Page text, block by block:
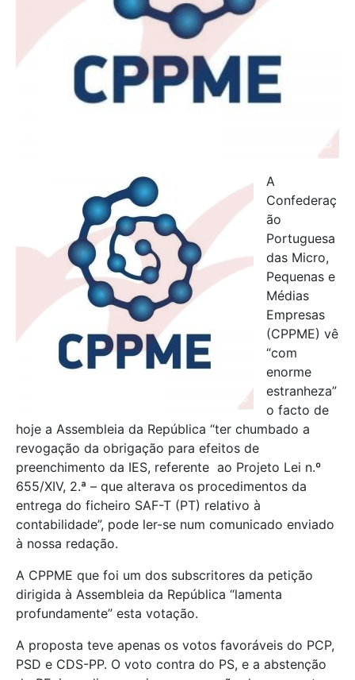
A
Confederaç
ão
Portuguesa
das Micro,
Pequenas e
Médias
Empresas
(CPPME) vê
“com
enorme
estranheza”
o facto de
hoje a Assembleia da República “ter chumbado a
revogação da obrigação para efeitos de
preenchimento da IES, referente ao Projeto Lei n.º
655/XIV, 2.ª – que alterava os procedimentos da
entrega do ficheiro SAF-T (PT) relativo à
contabilidade”, pode ler-se num comunicado enviado
à nossa redação.
A CPPME que foi um dos subscritores da petição
dirigida à Assembleia da República “lamenta
profundamente” esta votação.
A proposta teve apenas os votos favoráveis do PCP,
PSD e CDS-PP. O voto contra do PS, e a abstenção